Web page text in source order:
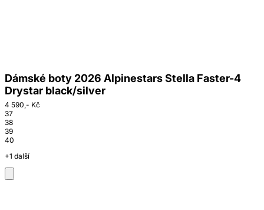
Dámské boty 2026 Alpinestars Stella Faster-4
Drystar black/silver
4 590,- Kč
37
38
39
40
+1 další